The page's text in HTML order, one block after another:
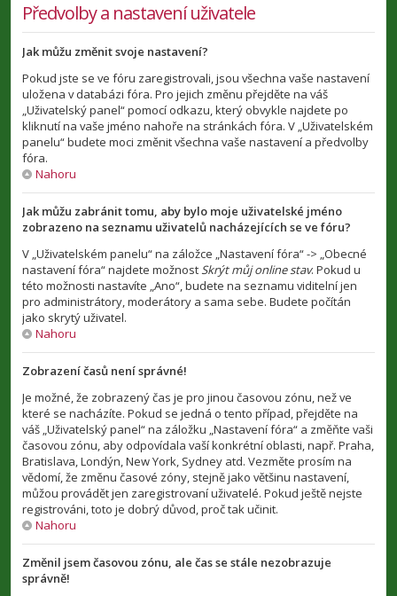
Předvolby a nastavení uživatele
Jak můžu změnit svoje nastavení?
Pokud jste se ve fóru zaregistrovali, jsou všechna vaše nastavení
uložena v databázi fóra. Pro jejich změnu přejděte na váš
„Uživatelský panel“ pomocí odkazu, který obvykle najdete po
kliknutí na vaše jméno nahoře na stránkách fóra. V „Uživatelském
panelu“ budete moci změnit všechna vaše nastavení a předvolby
fóra.
Nahoru
Jak můžu zabránit tomu, aby bylo moje uživatelské jméno
zobrazeno na seznamu uživatelů nacházejících se ve fóru?
V „Uživatelském panelu“ na záložce „Nastavení fóra“ -> „Obecné
nastavení fóra“ najdete možnostSkrýt můj online stav. Pokud u
této možnosti nastavíte „Ano“, budete na seznamu viditelní jen
pro administrátory, moderátory a sama sebe. Budete počítán
jako skrytý uživatel.
Nahoru
Zobrazení časů není správné!
Je možné, že zobrazený čas je pro jinou časovou zónu, než ve
které se nacházíte. Pokud se jedná o tento případ, přejděte na
váš „Uživatelský panel“ na záložku „Nastavení fóra“ a změňte vaši
časovou zónu, aby odpovídala vaší konkrétní oblasti, např. Praha,
Bratislava, Londýn, New York, Sydney atd. Vezměte prosím na
vědomí, že změnu časové zóny, stejně jako většinu nastavení,
můžou provádět jen zaregistrovaní uživatelé. Pokud ještě nejste
registrováni, toto je dobrý důvod, proč tak učinit.
Nahoru
Změnil jsem časovou zónu, ale čas se stále nezobrazuje
správně!